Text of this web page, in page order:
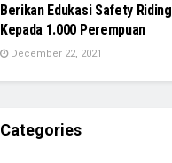
Berikan Edukasi Safety Riding
Kepada 1.000 Perempuan
December 22, 2021
Categories